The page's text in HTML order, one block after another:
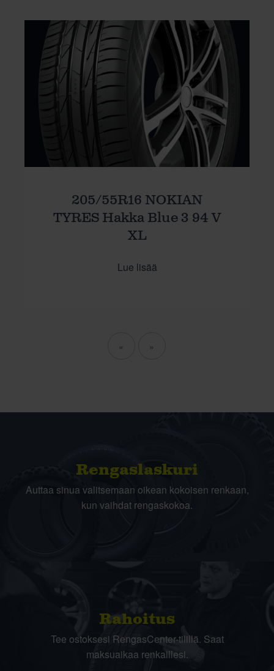
205/55R16 NOKIAN
TYRES Hakka Blue 3 94 V
XL
Lue lisää
« »
Rengas­laskuri
Auttaa sinua valitsemaan oikean kokoisen renkaan,
kun vaihdat rengaskokoa.
Rahoitus
Tee ostoksesi RengasCenter-tilillä. Saat
maksuaikaa renkaillesi.